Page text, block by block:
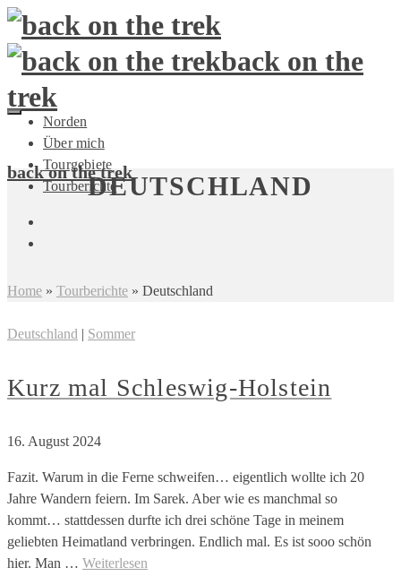
back on the
trek
Norden
Über mich
Tourgebiete
Tourberichte
back on the trekDEUTSCHLAND
Home » Tourberichte » Deutschland
Deutschland | Sommer
Kurz mal Schleswig-Holstein
16. August 2024
Fazit. Warum in die Ferne schweifen… eigentlich wollte ich 20
Jahre Wandern feiern. Im Sarek. Aber wie es manchmal so
kommt… stattdessen durfte ich drei schöne Tage in meinem
geliebten Heimatland verbringen. Endlich mal. Es ist sooo schön
hier. Man … Weiterlesen